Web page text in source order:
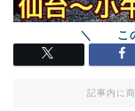
記事内に